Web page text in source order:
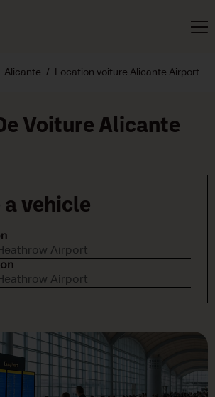
Alicante Location voiture Alicante Airport
Voiture Alicante
a vehicle
Airport
Airport